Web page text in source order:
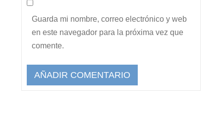
Guarda mi nombre, correo electrónico y web
en este navegador para la próxima vez que
comente.